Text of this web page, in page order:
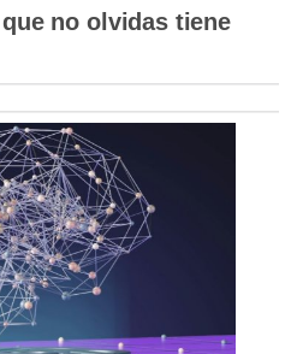
no olvidas tiene